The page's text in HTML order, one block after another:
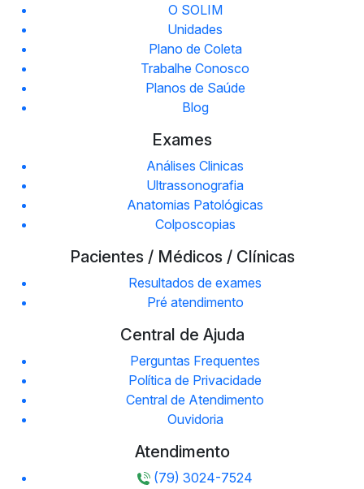
O SOLIM
Unidades
Plano de Coleta
Trabalhe Conosco
Planos de Saúde
Blog
Exames
Análises Clinicas
Ultrassonografia
Anatomias Patológicas
Colposcopias
Pacientes / Médicos / Clínicas
Resultados de exames
Pré atendimento
Central de Ajuda
Perguntas Frequentes
Política de Privacidade
Central de Atendimento
Ouvidoria
Atendimento
(79) 3024-7524